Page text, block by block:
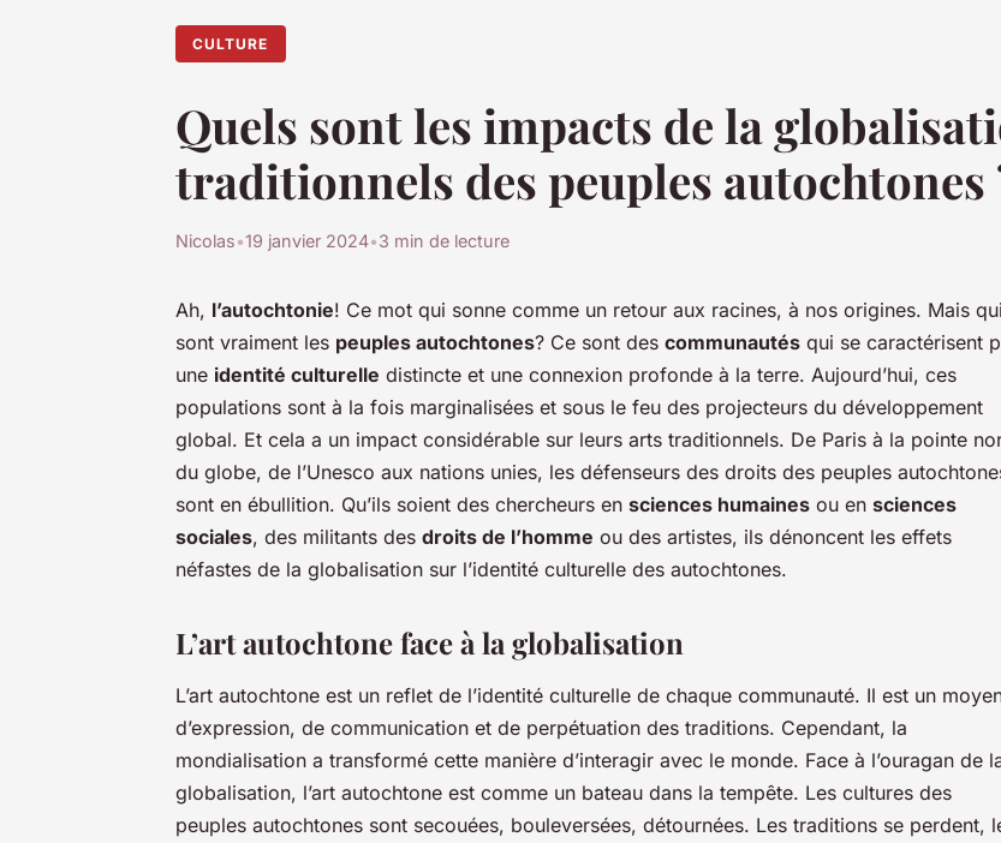
CULTURE
Quels sont les impacts de la
traditionnels des peuples autochtones
Nicolas•19 janvier 2024•3 min de lecture
Ah, l’autochtonie! Ce mot qui sonne comme un retour aux racines, à nos origines. Mais qui
sont vraiment les peuples autochtones? Ce sont des communautés qui se caractérisent
une identité culturelle distincte et une connexion profonde à la terre. Aujourd’hui, ces
populations sont à la fois marginalisées et sous le feu des projecteurs du développement
global. Et cela a un impact considérable sur leurs arts traditionnels. De Paris à la pointe
du globe, de l’Unesco aux nations unies, les défenseurs des droits des peuples
sont en ébullition. Qu’ils soient des chercheurs en sciences humaines ou en sciences
sociales, des militants des droits de l’homme ou des artistes, ils dénoncent les effets
néfastes de la globalisation sur l’identité culturelle des autochtones.
L’art autochtone face à la globalisation
L’art autochtone est un reflet de l’identité culturelle de chaque communauté. Il est un
d’expression, de communication et de perpétuation des traditions. Cependant, la
mondialisation a transformé cette manière d’interagir avec le monde. Face à l’ouragan de
globalisation, l’art autochtone est comme un bateau dans la tempête. Les cultures des
peuples autochtones sont secouées, bouleversées, détournées. Les traditions se perdent,